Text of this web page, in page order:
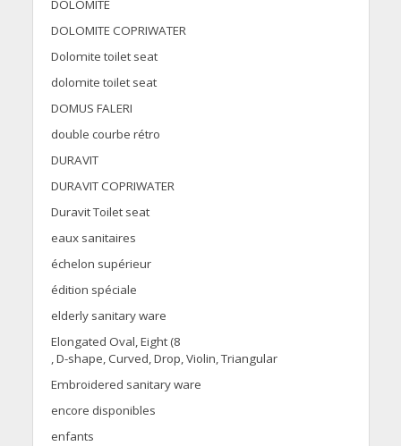
DOLOMITE
DOLOMITE COPRIWATER
Dolomite toilet seat
dolomite toilet seat
DOMUS FALERI
double courbe rétro
DURAVIT
DURAVIT COPRIWATER
Duravit Toilet seat
eaux sanitaires
échelon supérieur
édition spéciale
elderly sanitary ware
Elongated Oval, Eight (8
, D-shape, Curved, Drop, Violin, Triangular
Embroidered sanitary ware
encore disponibles
enfants